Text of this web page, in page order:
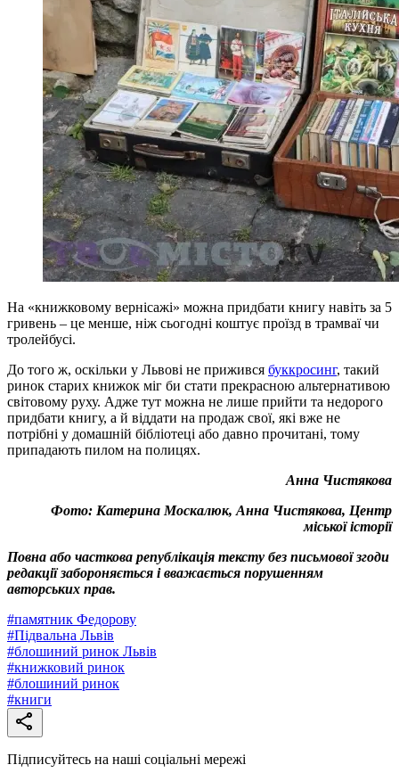
На «книжковому вернісажі» можна придбати книгу навіть за 5
гривень – це менше, ніж сьогодні коштує проїзд в трамваї чи
тролейбусі.
До того ж, оскільки у Львові не прижився буккросинг, такий
ринок старих книжок міг би стати прекрасною альтернативою
світовому руху. Адже тут можна не лише прийти та недорого
придбати книгу, а й віддати на продаж свої, які вже не
потрібні у домашній бібліотеці або давно прочитані, тому
припадають пилом на полицях.
Анна Чистякова
Фото: Катерина Москалюк, Анна Чистякова, Центр
міської історії
Повна або часткова републікація тексту без письмової згоди
редакції забороняється і вважається порушенням
авторських прав.
#памятник Федорову
#Підвальна Львів
#блошиний ринок Львів
#книжковий ринок
#блошиний ринок
#книги
Підписуйтесь на наші соціальні мережі